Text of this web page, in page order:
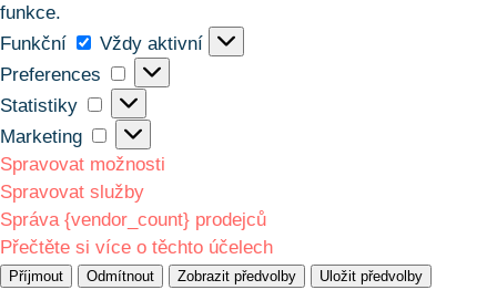
funkce.
Funkční
Funkční
Vždy aktivní
Preferences
Preferences
Statistiky
Statistiky
Marketing
Marketing
Spravovat možnosti
Spravovat služby
Správa {vendor_count} prodejců
Přečtěte si více o těchto účelech
Příjmout Odmítnout Zobrazit předvolby Uložit předvolby